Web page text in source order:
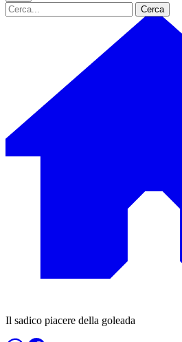
Cerca
Il sadico piacere della goleada